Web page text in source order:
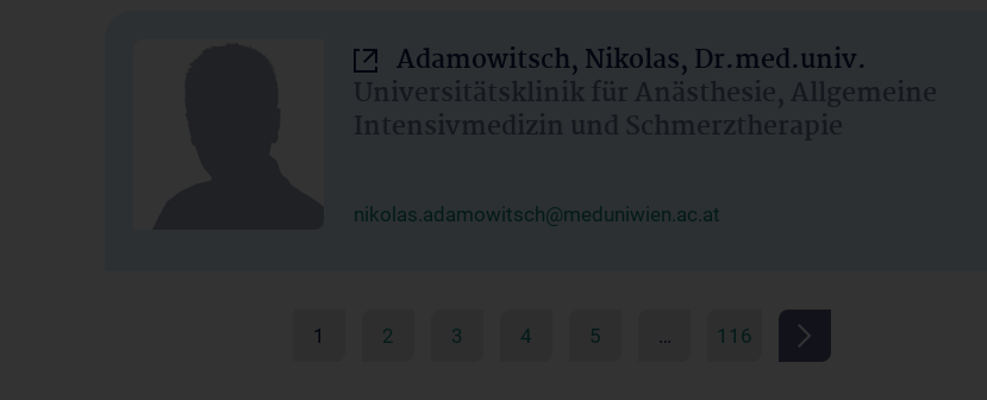
Adamowitsch, Nikolas, Dr.med.univ.
Universitätsklinik für Anästhesie, Allgemeine
Intensivmedizin und Schmerztherapie
nikolas.adamowitsch@meduniwien.ac.at
1 2 3 4 5 … 116